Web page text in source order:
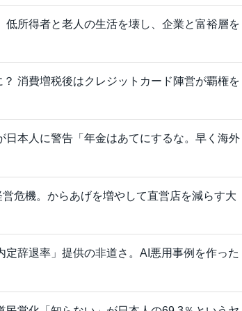
低所得者と老人の生活を壊し、企業と富裕層を
消費増税後はクレジットカード陣営が覇権を
日本人に警告「年金はあてにするな。早く海外
危機。からあげを増やして直営店を減らす大
定辞退率」提供の非道さ。AI悪用事例を作った